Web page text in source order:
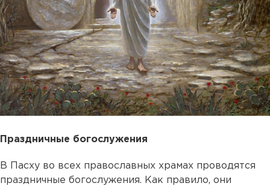
Праздничные богослужения
В Пасху во всех православных храмах проводятся
праздничные богослужения. Как правило, они